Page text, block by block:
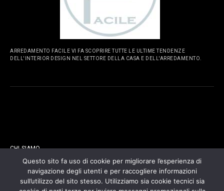
ARREDAMENTO FACILE VI FA SCOPRIRE TUTTE LE ULTIME TENDENZE
DELL'INTERIOR DESIGN NEL SETTORE DELLA CASA E DELL'ARREDAMENTO.
CHI SIAMO
CONTATTI
Questo sito fa uso di cookie per migliorare l’esperienza di
navigazione degli utenti e per raccogliere informazioni
sull’utilizzo del sito stesso. Utilizziamo sia cookie tecnici sia